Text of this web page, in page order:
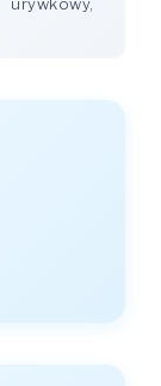
urywkowy,